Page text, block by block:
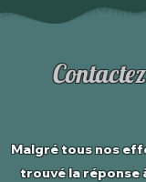
Malgré tous nos
trouvé la réponse